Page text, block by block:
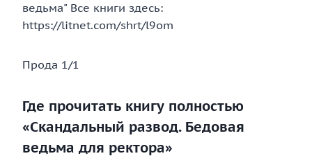
ведьма" Все книги здесь:
https://litnet.com/shrt/l9om
Прода 1/1
Где прочитать книгу полностью
«Скандальный развод. Бедовая
ведьма для ректора»